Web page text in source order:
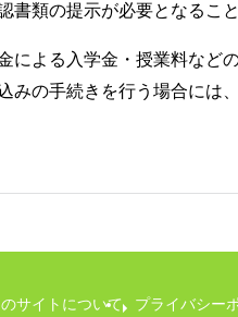
書類の提示が必要となるこ
よる入学金・授業料など
の手続きを行う場合には
サイトについて プライバシー